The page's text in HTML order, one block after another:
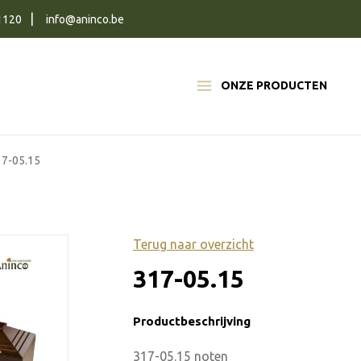
ONZE PRODUCTEN
info@aninco.be
05.15
Terug naar overzicht
317-05.15
Productbeschrijving
317-05.15 noten